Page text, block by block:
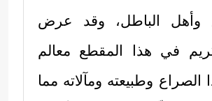
وأهل الباطل، وقد عرض
في هذا المقطع معالم
الصراع وطبيعته ومآلاته مما